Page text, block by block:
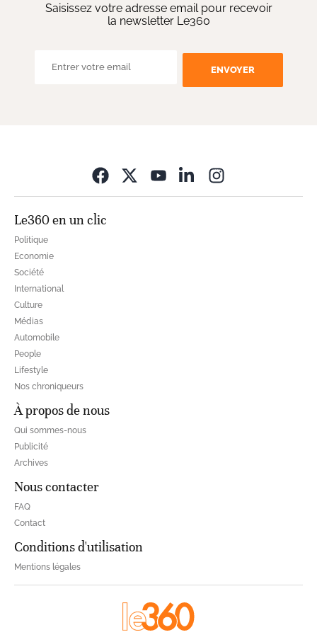
Saisissez votre adresse email pour recevoir
la newsletter Le360
ENVOYER
Le360 en un clic
Politique
Economie
Société
International
Culture
Médias
Automobile
People
Lifestyle
Nos chroniqueurs
À propos de nous
Qui sommes-nous
Publicité
Archives
Nous contacter
FAQ
Contact
Conditions d'utilisation
Mentions légales